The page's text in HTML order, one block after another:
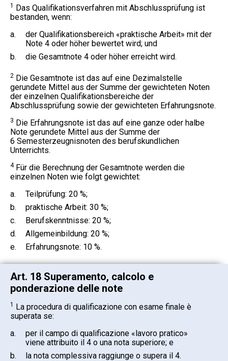
1 Das Qualifikationsverfahren mit Abschlussprüfung ist
bestanden, wenn:
a.
der Qualifikationsbereich «praktische Arbeit» mit der
Note 4 oder höher bewertet wird; und
b.
die Gesamtnote 4 oder höher erreicht wird.
2 Die Gesamtnote ist das auf eine Dezimalstelle
gerundete Mittel aus der Summe der gewichteten Noten
der einzelnen Qualifikationsbereiche der
Abschlussprüfung sowie der gewichteten Erfahrungsnote.
3 Die Erfahrungsnote ist das auf eine ganze oder halbe
Note gerundete Mittel aus der Summe der
6 Semesterzeugnisnoten des berufskundlichen
Unterrichts.
4Für die Berechnung der Gesamtnote werden die
einzelnen Noten wie folgt gewichtet:
a.
Teilprüfung: 20 %;
b.
praktische Arbeit: 30 %;
c.
Berufskenntnisse: 20 %;
d.
Allgemeinbildung: 20 %;
e.
Erfahrungsnote: 10 %.
Art. 18 Superamento, calcolo e
ponderazione delle note
1 La procedura di qualificazione con esame finale è
superata se:
a.
per il campo di qualificazione «lavoro pratico»
viene attribuito il 4 o una nota superiore; e
b.
la nota complessiva raggiunge o supera il 4.